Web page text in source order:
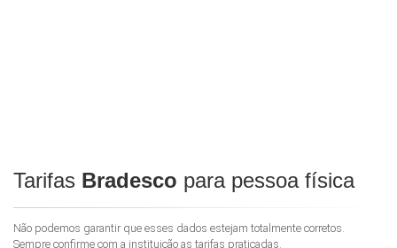
Tarifas Bradesco para pessoa física
Não podemos garantir que esses dados estejam totalmente corretos.
Sempre confirme com a instituição as tarifas praticadas.